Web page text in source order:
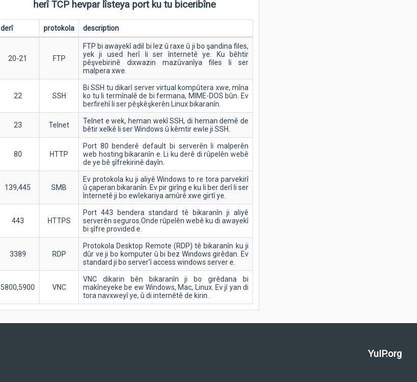
herî TCP hevpar lîsteya port ku tu biceribîne
derî protokola description
20-21 FTP
FTP bi awayekî adil bi lez û raxe û ji bo şandina files,
yek ji used herî li ser înternetê ye. Ku bêhtir
pêşvebirinê dixwazin mazûvanîya files li ser
malpera xwe.
22 SSH
Bi SSH tu dikarî server virtual kompûtera xwe, mîna
ko tu li termînalê de bi fermana, MIME-DOS bûn. Ev
berfirehî li ser pêşkêşkerên Linux bikaranîn.
23 Telnet
Telnet e wek, heman wekî SSH, di heman demê de
bêtir xelkê li ser Windows û kêmtir ewle ji SSH.
80 HTTP
Port 80 benderê default bi serverên li malperên
web hosting bikaranîn e. Li ku derê di rûpelên webê
de ye bê şîfrekirinê dayîn.
139,445 SMB
Ev protokola ku ji aliyê Windows to re tora parvekirî
û çaperan bikaranîn. Ev pir girîng e ku li ber derî li ser
înternetê ji bo ewlekariya amûrê xwe girtî ye.
443 HTTPS
Port 443 bendera standard tê bikaranîn ji aliyê
serverên seguros.Onde rûpelên webê ku di awayekî
bi şîfre provided e.
3389 RDP
Protokola Desktop Remote (RDP) tê bikaranîn ku ji
dûr ve ji bo komputer û bi bez Windows girêdan. Ev
standard ji bo server'î access windows server e.
5800,5900 VNC
VNC dikarin bên bikaranîn ji bo girêdana bi
makîneyeke be ew Windows, Mac, Linux. Ev jî yan di
tora navxweyî ye, û di internêtê de kirin.
YuIP.org